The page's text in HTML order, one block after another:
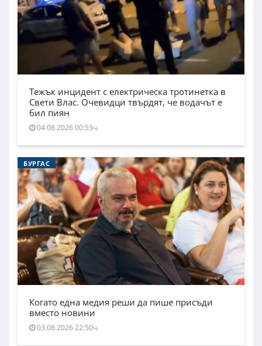
Тежък инцидент с електрическа тротинетка в
Свети Влас. Очевидци твърдят, че водачът е
бил пиян
04.08.2026 00:53ч.
БУРГАС
Когато една медия реши да пише присъди
вместо новини
03.08.2026 22:50ч.